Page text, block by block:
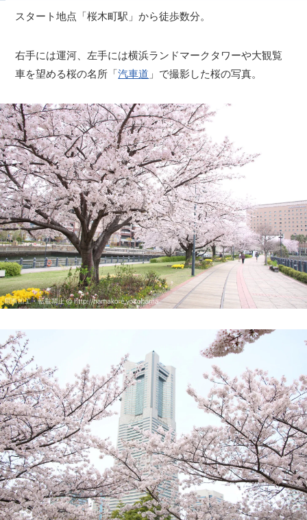
スタート地点「桜木町駅」から徒歩数分。
右手には運河、左手には横浜ランドマークタワーや大観覧
車を望める桜の名所「汽車道 」で撮影した桜の写真。